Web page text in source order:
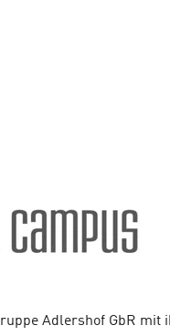
Adlershof GbR mit
am